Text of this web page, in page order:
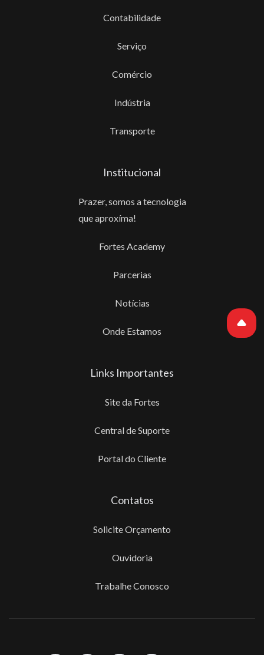
Contabilidade
Serviço
Comércio
Indústria
Transporte
Institucional
Prazer, somos a tecnologia
que aproxíma!
Fortes Academy
Parcerias
Notícias
Onde Estamos
Links Importantes
Site da Fortes
Central de Suporte
Portal do Cliente
Contatos
Solicite Orçamento
Ouvidoria
Trabalhe Conosco